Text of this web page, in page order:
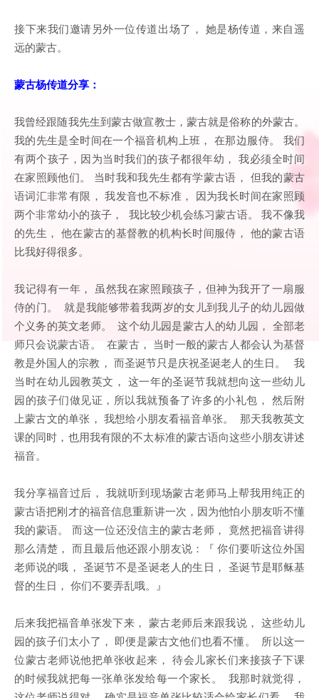
接下来我们邀请另外一位传道出场了， 她是杨传道，来自遥
远的蒙古。
蒙古杨传道分享：
我曾经跟随我先生到蒙古做宣教士，蒙古就是俗称的外蒙古。
我的先生是全时间在一个福音机构上班， 在那边服侍。 我们
有两个孩子，因为当时我们的孩子都很年幼， 我必须全时间
在家照顾他们。 当时我和我先生都有学蒙古语， 但我的蒙古
语词汇非常有限， 我发音也不标准， 因为我长时间在家照顾
两个非常幼小的孩子， 我比较少机会练习蒙古语。 我不像我
的先生， 他在蒙古的基督教的机构长时间服侍， 他的蒙古语
比我好得很多。
我记得有一年， 虽然我在家照顾孩子，但神为我开了一扇服
侍的门。 就是我能够带着我两岁的女儿到我儿子的幼儿园做
个义务的英文老师。 这个幼儿园是蒙古人的幼儿园， 全部老
师只会说蒙古语。 在蒙古， 当时一般的蒙古人都会认为基督
教是外国人的宗教， 而圣诞节只是庆祝圣诞老人的生日。 我
当时在幼儿园教英文， 这一年的圣诞节我就想向这一些幼儿
园的孩子们做见证，所以我就预备了许多的小礼包， 然后附
上蒙古文的单张， 我想给小朋友看福音单张。 那天我教英文
课的同时，也用我有限的不太标准的蒙古语向这些小朋友讲述
福音。
我分享福音过后， 我就听到现场蒙古老师马上帮我用纯正的
蒙古语把刚才的福音信息重新讲一次，因为他怕小朋友听不懂
我的蒙语。 而这一位还没信主的蒙古老师， 竟然把福音讲得
那么清楚， 而且最后他还跟小朋友说：『 你们要听这位外国
老师说的哦， 圣诞节不是圣诞老人的生日， 圣诞节是耶稣基
督的生日， 你们不要弄乱哦。』
后来我把福音单张发下来， 蒙古老师后来跟我说， 这些幼儿
园的孩子们太小了， 即便是蒙古文他们也看不懂。 所以这一
位蒙古老师说他把单张收起来， 待会儿家长们来接孩子下课
的时候我就把每一张单张发给每一个家长。 我那时就觉得，